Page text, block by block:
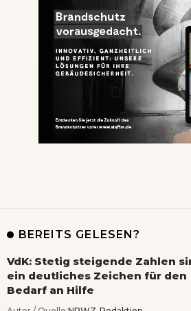
BEREITS GELESEN?
VdK: Stetig steigende Zahlen
ein deutliches Zeichen für den
Bedarf an Hilfe